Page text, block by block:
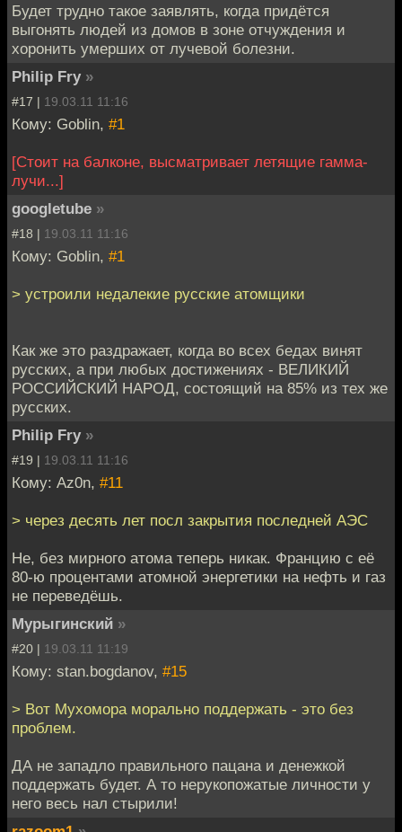
Будет трудно такое заявлять, когда придётся
выгонять людей из домов в зоне отчуждения и
хоронить умерших от лучевой болезни.
Philip Fry »
#17 | 19.03.11 11:16
Кому: Goblin, #1
[Стоит на балконе, высматривает летящие гамма-
лучи...]
googletube »
#18 | 19.03.11 11:16
Кому: Goblin, #1
> устроили недалекие русские атомщики
Как же это раздражает, когда во всех бедах винят
русских, а при любых достижениях - ВЕЛИКИЙ
РОССИЙСКИЙ НАРОД, состоящий на 85% из тех же
русских.
Philip Fry »
#19 | 19.03.11 11:16
Кому: Az0n, #11
> через десять лет посл закрытия последней АЭС
Не, без мирного атома теперь никак. Францию с её
80-ю процентами атомной энергетики на нефть и газ
не переведёшь.
Мурыгинский »
#20 | 19.03.11 11:19
Кому: stan.bogdanov, #15
> Вот Мухомора морально поддержать - это без
проблем.
ДА не западло правильного пацана и денежкой
поддержать будет. А то нерукопожатые личности у
него весь нал стырили!